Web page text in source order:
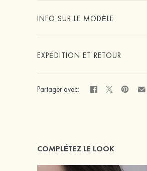
INFO SUR LE MODÈLE
EXPÉDITION ET RETOUR
Partager avec:
COMPLÉTEZ LE LOOK